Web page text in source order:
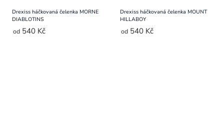
Drexiss háčkovaná čelenka MORNE
DIABLOTINS
od 540 Kč
Drexiss háčkovaná čelenka MOUNT
HILLABOY
od 540 Kč